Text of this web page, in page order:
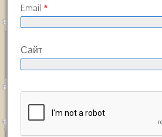
Email *
Сайт